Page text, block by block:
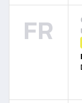
FR